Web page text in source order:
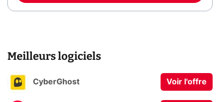
Meilleurs logiciels
CyberGhost Voir l'offre